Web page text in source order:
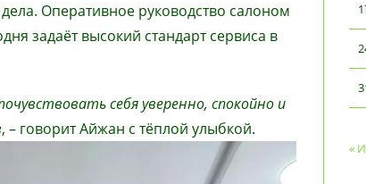
Оперативное руководство салоном
задаёт высокий стандарт сервиса в
себя уверенно, спокойно и
, – говорит Айжан с тёплой улыбкой.
«